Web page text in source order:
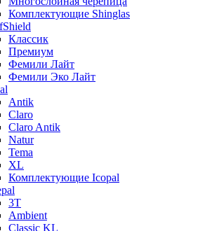
Комплектующие Shinglas
Классик
Премиум
Фемили Лайт
Фемили Эко Лайт
Antik
Claro
Claro Antik
Natur
Tema
XL
Комплектующие Icopal
3T
Ambient
Classic KL